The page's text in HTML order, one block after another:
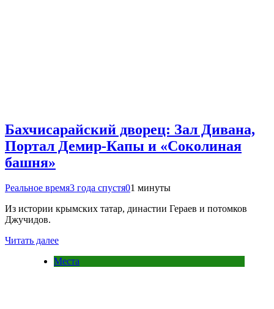
Бахчисарайский дворец: Зал Дивана,
Портал Демир-Капы и «Соколиная
башня»
Реальное время3 года спустя01 минуты
Из истории крымских татар, династии Гераев и потомков
Джучидов.
Читать далее
Места